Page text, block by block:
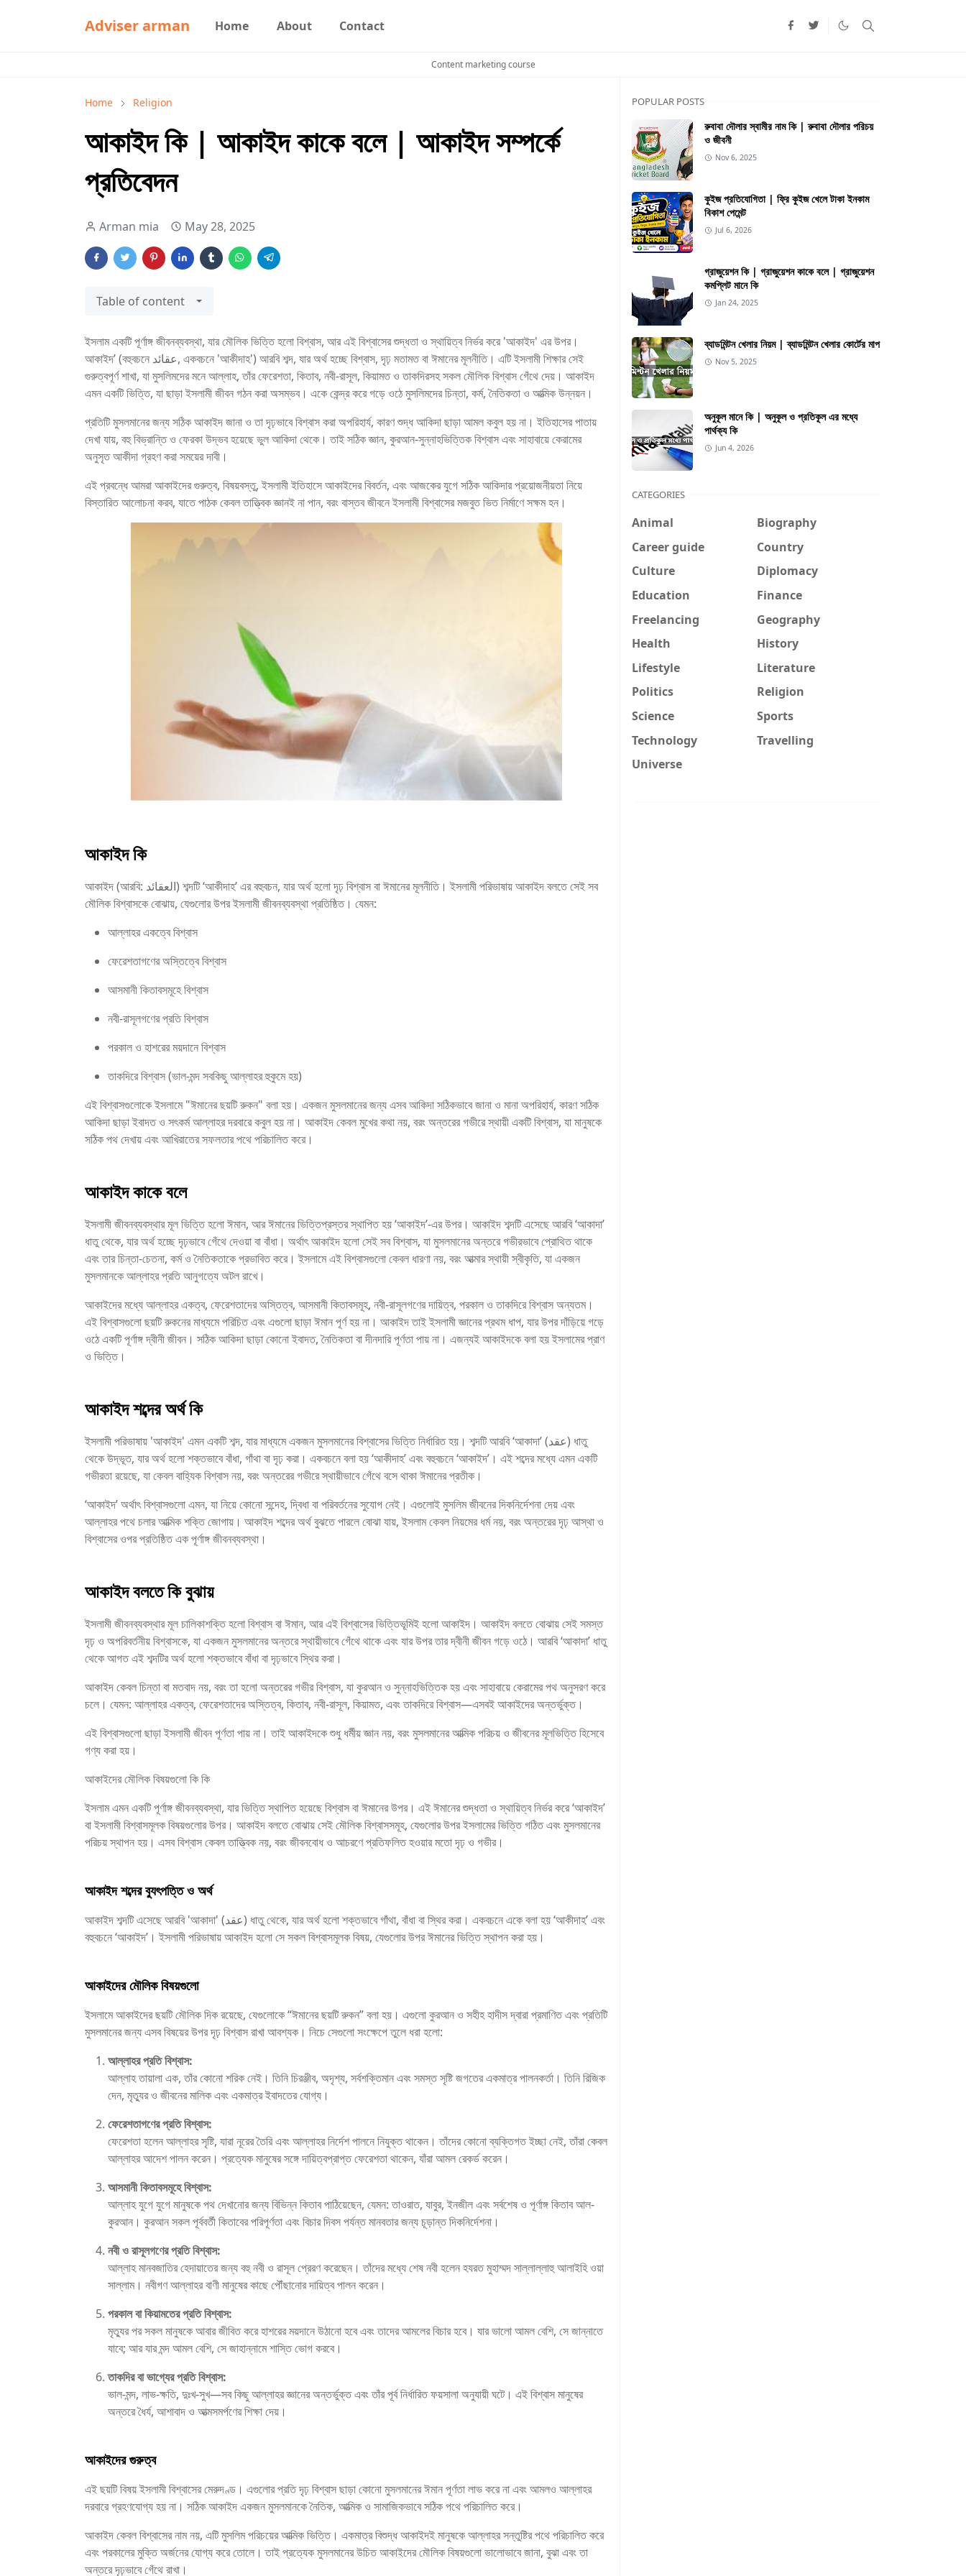
Adviser arman Home About Contact
Content marketing course
Home Religion
আকাইদ কি | আকাইদ কাকে বলে | আকাইদ সম্পর্কে
প্রতিবেদন
Arman mia May 28, 2025
Table of content
ইসলাম একটি পূর্ণাঙ্গ জীবনব্যবস্থা, যার মৌলিক ভিত্তি হলো বিশ্বাস, আর এই বিশ্বাসের শুদ্ধতা ও স্থায়িত্ব নির্ভর করে 'আকাইদ' এর উপর।
আকাইদ’ (বহুবচনে عقائد, একবচনে 'আকীদাহ') আরবি শব্দ, যার অর্থ হচ্ছে বিশ্বাস, দৃঢ় মতামত বা ঈমানের মূলনীতি। এটি ইসলামী শিক্ষার সেই
গুরুত্বপূর্ণ শাখা, যা মুসলিমদের মনে আল্লাহ, তাঁর ফেরেশতা, কিতাব, নবী-রাসূল, কিয়ামত ও তাকদিরসহ সকল মৌলিক বিশ্বাস গেঁথে দেয়। আকাইদ
এমন একটি ভিত্তি, যা ছাড়া ইসলামী জীবন গঠন করা অসম্ভব। একে কেন্দ্র করে গড়ে ওঠে মুসলিমদের চিন্তা, কর্ম, নৈতিকতা ও আত্মিক উন্নয়ন।
প্রতিটি মুসলমানের জন্য সঠিক আকাইদ জানা ও তা দৃঢ়ভাবে বিশ্বাস করা অপরিহার্য, কারণ শুদ্ধ আকিদা ছাড়া আমল কবুল হয় না। ইতিহাসের পাতায়
দেখা যায়, বহু বিভ্রান্তি ও ফেরকা উদ্ভব হয়েছে ভুল আকিদা থেকে। তাই সঠিক জ্ঞান, কুরআন-সুন্নাহভিত্তিক বিশ্বাস এবং সাহাবায়ে কেরামের
অনুসৃত আকীদা গ্রহণ করা সময়ের দাবী।
এই প্রবন্ধে আমরা আকাইদের গুরুত্ব, বিষয়বস্তু, ইসলামী ইতিহাসে আকাইদের বিবর্তন, এবং আজকের যুগে সঠিক আকিদার প্রয়োজনীয়তা নিয়ে
বিস্তারিত আলোচনা করব, যাতে পাঠক কেবল তাত্ত্বিক জ্ঞানই না পান, বরং বাস্তব জীবনে ইসলামী বিশ্বাসের মজবুত ভিত নির্মাণে সক্ষম হন।
আকাইদ কি
আকাইদ (আরবি: العقائد) শব্দটি ‘আকীদাহ’ এর বহুবচন, যার অর্থ হলো দৃঢ় বিশ্বাস বা ঈমানের মূলনীতি। ইসলামী পরিভাষায় আকাইদ বলতে সেই সব
মৌলিক বিশ্বাসকে বোঝায়, যেগুলোর উপর ইসলামী জীবনব্যবস্থা প্রতিষ্ঠিত। যেমন:
আল্লাহর একত্বে বিশ্বাস
ফেরেশতাগণের অস্তিত্বে বিশ্বাস
আসমানী কিতাবসমূহে বিশ্বাস
নবী-রাসূলগণের প্রতি বিশ্বাস
পরকাল ও হাশরের ময়দানে বিশ্বাস
তাকদিরে বিশ্বাস (ভাল-মন্দ সবকিছু আল্লাহর হুকুমে হয়)
এই বিশ্বাসগুলোকে ইসলামে "ঈমানের ছয়টি রুকন" বলা হয়। একজন মুসলমানের জন্য এসব আকিদা সঠিকভাবে জানা ও মানা অপরিহার্য, কারণ সঠিক
আকিদা ছাড়া ইবাদত ও সৎকর্ম আল্লাহর দরবারে কবুল হয় না। আকাইদ কেবল মুখের কথা নয়, বরং অন্তরের গভীরে স্থায়ী একটি বিশ্বাস, যা মানুষকে
সঠিক পথ দেখায় এবং আখিরাতের সফলতার পথে পরিচালিত করে।
আকাইদ কাকে বলে
ইসলামী জীবনব্যবস্থার মূল ভিত্তি হলো ঈমান, আর ঈমানের ভিত্তিপ্রস্তর স্থাপিত হয় ‘আকাইদ’-এর উপর। আকাইদ শব্দটি এসেছে আরবি ‘আকাদা’
ধাতু থেকে, যার অর্থ হচ্ছে দৃঢ়ভাবে গেঁথে দেওয়া বা বাঁধা। অর্থাৎ আকাইদ হলো সেই সব বিশ্বাস, যা মুসলমানের অন্তরে গভীরভাবে প্রোথিত থাকে
এবং তার চিন্তা-চেতনা, কর্ম ও নৈতিকতাকে প্রভাবিত করে। ইসলামে এই বিশ্বাসগুলো কেবল ধারণা নয়, বরং আত্মার স্থায়ী স্বীকৃতি, যা একজন
মুসলমানকে আল্লাহর প্রতি আনুগত্যে অটল রাখে।
আকাইদের মধ্যে আল্লাহর একত্ব, ফেরেশতাদের অস্তিত্ব, আসমানী কিতাবসমূহ, নবী-রাসূলগণের দায়িত্ব, পরকাল ও তাকদিরে বিশ্বাস অন্যতম।
এই বিশ্বাসগুলো ছয়টি রুকনের মাধ্যমে পরিচিত এবং এগুলো ছাড়া ঈমান পূর্ণ হয় না। আকাইদ তাই ইসলামী জ্ঞানের প্রথম ধাপ, যার উপর দাঁড়িয়ে গড়ে
ওঠে একটি পূর্ণাঙ্গ দ্বীনী জীবন। সঠিক আকিদা ছাড়া কোনো ইবাদত, নৈতিকতা বা দীনদারি পূর্ণতা পায় না। এজন্যই আকাইদকে বলা হয় ইসলামের প্রাণ
ও ভিত্তি।
আকাইদ শব্দের অর্থ কি
ইসলামী পরিভাষায় 'আকাইদ' এমন একটি শব্দ, যার মাধ্যমে একজন মুসলমানের বিশ্বাসের ভিত্তি নির্ধারিত হয়। শব্দটি আরবি ‘আকাদা’ (عقد) ধাতু
থেকে উদ্ভূত, যার অর্থ হলো শক্তভাবে বাঁধা, গাঁথা বা দৃঢ় করা। একবচনে বলা হয় ‘আকীদাহ’ এবং বহুবচনে ‘আকাইদ’। এই শব্দের মধ্যে এমন একটি
গভীরতা রয়েছে, যা কেবল বাহ্যিক বিশ্বাস নয়, বরং অন্তরের গভীরে স্থায়ীভাবে গেঁথে বসে থাকা ঈমানের প্রতীক।
‘আকাইদ’ অর্থাৎ বিশ্বাসগুলো এমন, যা নিয়ে কোনো সন্দেহ, দ্বিধা বা পরিবর্তনের সুযোগ নেই। এগুলোই মুসলিম জীবনের দিকনির্দেশনা দেয় এবং
আল্লাহর পথে চলার আত্মিক শক্তি জোগায়। আকাইদ শব্দের অর্থ বুঝতে পারলে বোঝা যায়, ইসলাম কেবল নিয়মের ধর্ম নয়, বরং অন্তরের দৃঢ় আস্থা ও
বিশ্বাসের ওপর প্রতিষ্ঠিত এক পূর্ণাঙ্গ জীবনব্যবস্থা।
আকাইদ বলতে কি বুঝায়
ইসলামী জীবনব্যবস্থার মূল চালিকাশক্তি হলো বিশ্বাস বা ঈমান, আর এই বিশ্বাসের ভিত্তিভূমিই হলো আকাইদ। আকাইদ বলতে বোঝায় সেই সমস্ত
দৃঢ় ও অপরিবর্তনীয় বিশ্বাসকে, যা একজন মুসলমানের অন্তরে স্থায়ীভাবে গেঁথে থাকে এবং যার উপর তার দ্বীনী জীবন গড়ে ওঠে। আরবি ‘আকাদা’ ধাতু
থেকে আগত এই শব্দটির অর্থ হলো শক্তভাবে বাঁধা বা দৃঢ়ভাবে স্থির করা।
আকাইদ কেবল চিন্তা বা মতবাদ নয়, বরং তা হলো অন্তরের গভীর বিশ্বাস, যা কুরআন ও সুন্নাহভিত্তিক হয় এবং সাহাবায়ে কেরামের পথ অনুসরণ করে
চলে। যেমন: আল্লাহর একত্ব, ফেরেশতাদের অস্তিত্ব, কিতাব, নবী-রাসূল, কিয়ামত, এবং তাকদিরে বিশ্বাস—এসবই আকাইদের অন্তর্ভুক্ত।
এই বিশ্বাসগুলো ছাড়া ইসলামী জীবন পূর্ণতা পায় না। তাই আকাইদকে শুধু ধর্মীয় জ্ঞান নয়, বরং মুসলমানের আত্মিক পরিচয় ও জীবনের মূলভিত্তি হিসেবে
গণ্য করা হয়।
আকাইদের মৌলিক বিষয়গুলো কি কি
ইসলাম এমন একটি পূর্ণাঙ্গ জীবনব্যবস্থা, যার ভিত্তি স্থাপিত হয়েছে বিশ্বাস বা ঈমানের উপর। এই ঈমানের শুদ্ধতা ও স্থায়িত্ব নির্ভর করে ‘আকাইদ’
বা ইসলামী বিশ্বাসমূলক বিষয়গুলোর উপর। আকাইদ বলতে বোঝায় সেই মৌলিক বিশ্বাসসমূহ, যেগুলোর উপর ইসলামের ভিত্তি গঠিত এবং মুসলমানের
পরিচয় স্থাপন হয়। এসব বিশ্বাস কেবল তাত্ত্বিক নয়, বরং জীবনবোধ ও আচরণে প্রতিফলিত হওয়ার মতো দৃঢ় ও গভীর।
আকাইদ শব্দের ব্যুৎপত্তি ও অর্থ
আকাইদ শব্দটি এসেছে আরবি 'আকাদা' (عقد) ধাতু থেকে, যার অর্থ হলো শক্তভাবে গাঁথা, বাঁধা বা স্থির করা। একবচনে একে বলা হয় ‘আকীদাহ’ এবং
বহুবচনে ‘আকাইদ’। ইসলামী পরিভাষায় আকাইদ হলো সে সকল বিশ্বাসমূলক বিষয়, যেগুলোর উপর ঈমানের ভিত্তি স্থাপন করা হয়।
আকাইদের মৌলিক বিষয়গুলো
ইসলামে আকাইদের ছয়টি মৌলিক দিক রয়েছে, যেগুলোকে “ঈমানের ছয়টি রুকন” বলা হয়। এগুলো কুরআন ও সহীহ হাদীস দ্বারা প্রমাণিত এবং প্রতিটি
মুসলমানের জন্য এসব বিষয়ের উপর দৃঢ় বিশ্বাস রাখা আবশ্যক। নিচে সেগুলো সংক্ষেপে তুলে ধরা হলো:
আল্লাহর প্রতি বিশ্বাস:
আল্লাহ তায়ালা এক, তাঁর কোনো শরিক নেই। তিনি চিরঞ্জীব, অদৃশ্য, সর্বশক্তিমান এবং সমস্ত সৃষ্টি জগতের একমাত্র পালনকর্তা। তিনি রিজিক
দেন, মৃত্যুর ও জীবনের মালিক এবং একমাত্র ইবাদতের যোগ্য।
ফেরেশতাগণের প্রতি বিশ্বাস:
ফেরেশতা হলেন আল্লাহর সৃষ্টি, যারা নূরের তৈরি এবং আল্লাহর নির্দেশ পালনে নিযুক্ত থাকেন। তাঁদের কোনো ব্যক্তিগত ইচ্ছা নেই, তাঁরা কেবল
আল্লাহর আদেশ পালন করেন। প্রত্যেক মানুষের সঙ্গে দায়িত্বপ্রাপ্ত ফেরেশতা থাকেন, যাঁরা আমল রেকর্ড করেন।
আসমানী কিতাবসমূহে বিশ্বাস:
আল্লাহ যুগে যুগে মানুষকে পথ দেখানোর জন্য বিভিন্ন কিতাব পাঠিয়েছেন, যেমন: তাওরাত, যাবুর, ইনজীল এবং সর্বশেষ ও পূর্ণাঙ্গ কিতাব আল-
কুরআন। কুরআন সকল পূর্ববর্তী কিতাবের পরিপূর্ণতা এবং বিচার দিবস পর্যন্ত মানবতার জন্য চূড়ান্ত দিকনির্দেশনা।
নবী ও রাসূলগণের প্রতি বিশ্বাস:
আল্লাহ মানবজাতির হেদায়াতের জন্য বহু নবী ও রাসূল প্রেরণ করেছেন। তাঁদের মধ্যে শেষ নবী হলেন হযরত মুহাম্মদ সাল্লাল্লাহু আলাইহি ওয়া
সাল্লাম। নবীগণ আল্লাহর বাণী মানুষের কাছে পৌঁছানোর দায়িত্ব পালন করেন।
পরকাল বা কিয়ামতের প্রতি বিশ্বাস:
মৃত্যুর পর সকল মানুষকে আবার জীবিত করে হাশরের ময়দানে উঠানো হবে এবং তাদের আমলের বিচার হবে। যার ভালো আমল বেশি, সে জান্নাতে
যাবে; আর যার মন্দ আমল বেশি, সে জাহান্নামে শাস্তি ভোগ করবে।
তাকদির বা ভাগ্যের প্রতি বিশ্বাস:
ভাল-মন্দ, লাভ-ক্ষতি, দুঃখ-সুখ—সব কিছু আল্লাহর জ্ঞানের অন্তর্ভুক্ত এবং তাঁর পূর্ব নির্ধারিত ফয়সালা অনুযায়ী ঘটে। এই বিশ্বাস মানুষের
অন্তরে ধৈর্য, আশাবাদ ও আত্মসমর্পণের শিক্ষা দেয়।
আকাইদের গুরুত্ব
এই ছয়টি বিষয় ইসলামী বিশ্বাসের মেরুদণ্ড। এগুলোর প্রতি দৃঢ় বিশ্বাস ছাড়া কোনো মুসলমানের ঈমান পূর্ণতা লাভ করে না এবং আমলও আল্লাহর
দরবারে গ্রহণযোগ্য হয় না। সঠিক আকাইদ একজন মুসলমানকে নৈতিক, আত্মিক ও সামাজিকভাবে সঠিক পথে পরিচালিত করে।
আকাইদ কেবল বিশ্বাসের নাম নয়, এটি মুসলিম পরিচয়ের আত্মিক ভিত্তি। একমাত্র বিশুদ্ধ আকাইদই মানুষকে আল্লাহর সন্তুষ্টির পথে পরিচালিত করে
এবং পরকালের মুক্তি অর্জনের যোগ্য করে তোলে। তাই প্রত্যেক মুসলমানের উচিত আকাইদের মৌলিক বিষয়গুলো ভালোভাবে জানা, বুঝা এবং তা
অন্তরে দৃঢ়ভাবে গেঁথে রাখা।
POPULAR POSTS
রুবাবা দৌলার স্বামীর নাম কি | রুবাবা দৌলার পরিচয়
ও জীবনী
Nov 6, 2025
কুইজ প্রতিযোগিতা | ফ্রি কুইজ খেলে টাকা ইনকাম
বিকাশ পেমেন্ট
Jul 6, 2026
গ্রাজুয়েশন কি | গ্রাজুয়েশন কাকে বলে | গ্রাজুয়েশন
কমপ্লিট মানে কি
Jan 24, 2025
ব্যাডমিন্টন খেলার নিয়ম | ব্যাডমিন্টন খেলার কোর্টের মাপ
Nov 5, 2025
অনুকূল মানে কি | অনুকূল ও প্রতিকূল এর মধ্যে
পার্থক্য কি
Jun 4, 2026
CATEGORIES
Animal
Biography
Career guide
Country
Culture
Diplomacy
Education
Finance
Freelancing
Geography
Health
History
Lifestyle
Literature
Politics
Religion
Science
Sports
Technology
Travelling
Universe